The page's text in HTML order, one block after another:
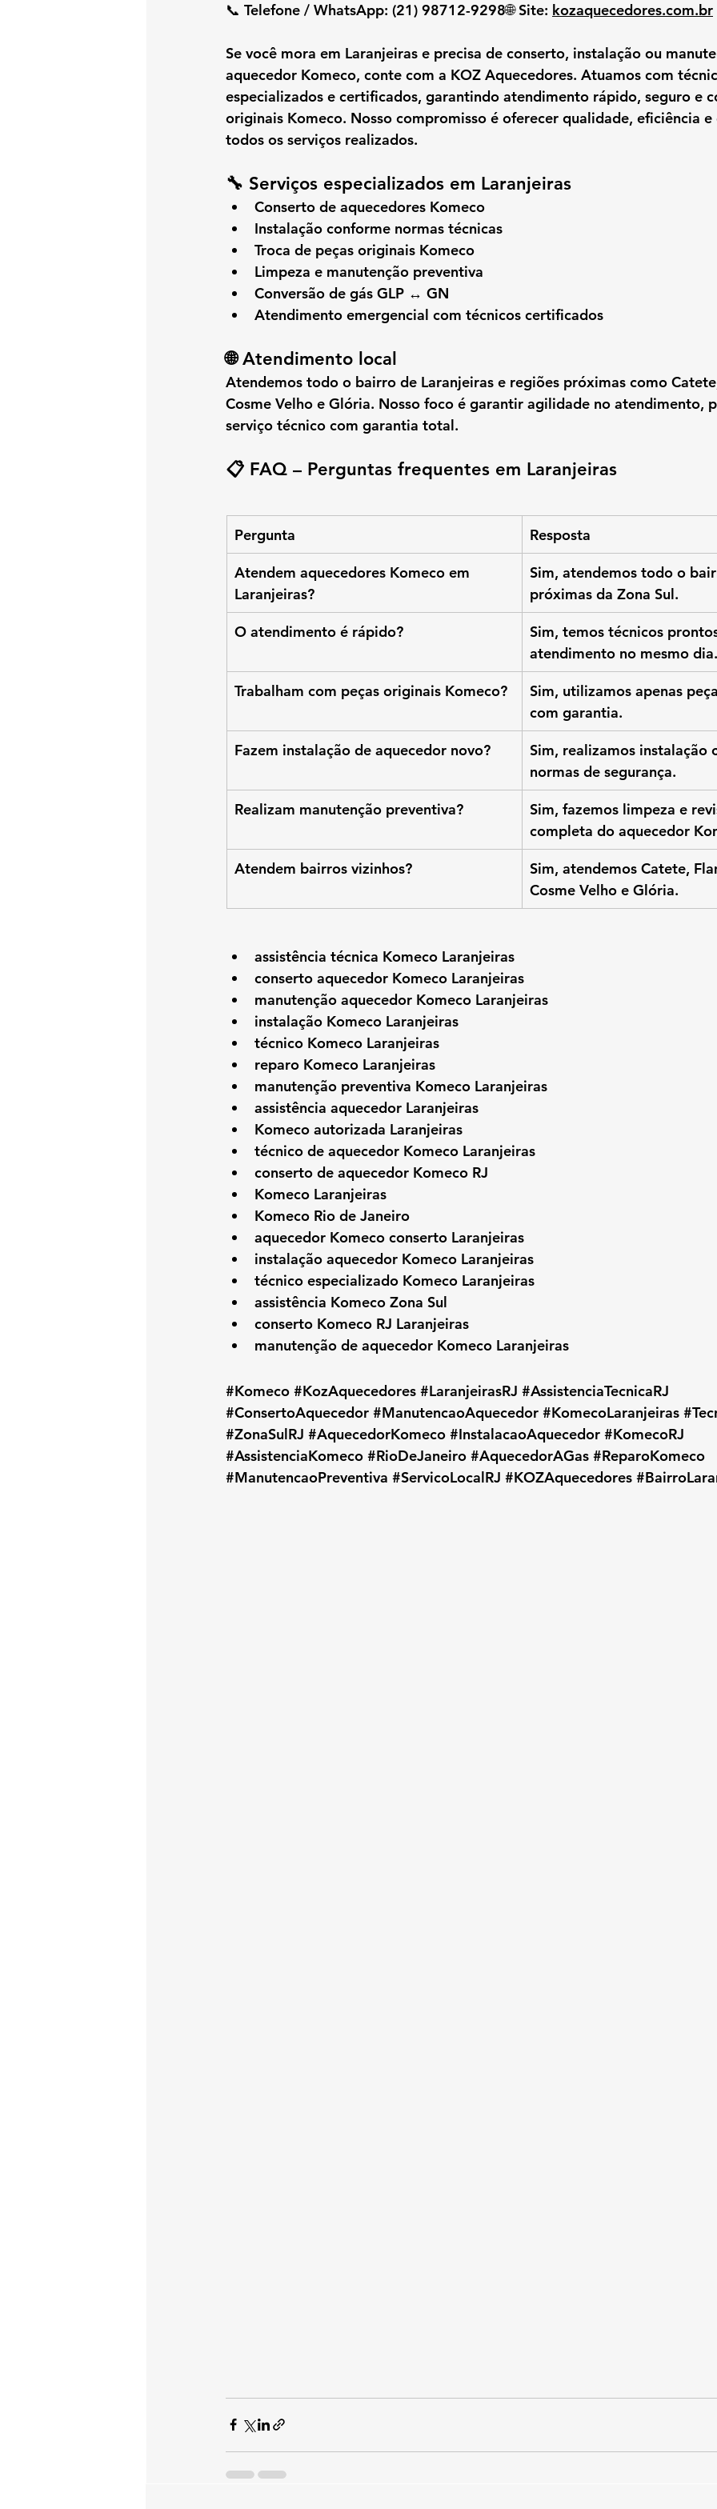
📞 Telefone / WhatsApp: (21) 98712-9298🌐 Site: kozaquecedores.com.br
Se você mora em Laranjeiras e precisa de conserto, instalação ou
aquecedor Komeco, conte com a KOZ Aquecedores. Atuamos com
especializados e certificados, garantindo atendimento rápido, seguro e
originais Komeco. Nosso compromisso é oferecer qualidade, eficiência
todos os serviços realizados.
🔧 Serviços especializados em Laranjeiras
Conserto de aquecedores Komeco
Instalação conforme normas técnicas
Troca de peças originais Komeco
Limpeza e manutenção preventiva
Conversão de gás GLP ↔ GN
Atendimento emergencial com técnicos certificados
🌐 Atendimento local
Atendemos todo o bairro de Laranjeiras e regiões próximas como
Cosme Velho e Glória. Nosso foco é garantir agilidade no atendimento,
serviço técnico com garantia total.
📋 FAQ – Perguntas frequentes em Laranjeiras
Pergunta Resposta
Atendem aquecedores Komeco em
Laranjeiras?
Sim, atendemos todo o
próximas da Zona Sul.
O atendimento é rápido?
Sim, temos técnicos
atendimento no mesmo dia.
Trabalham com peças originais Komeco?
Sim, utilizamos apenas
com garantia.
Fazem instalação de aquecedor novo?
Sim, realizamos instalação
normas de segurança.
Realizam manutenção preventiva?
Sim, fazemos limpeza e
completa do aquecedor
Atendem bairros vizinhos?
Sim, atendemos Catete,
Cosme Velho e Glória.
assistência técnica Komeco Laranjeiras
conserto aquecedor Komeco Laranjeiras
manutenção aquecedor Komeco Laranjeiras
instalação Komeco Laranjeiras
técnico Komeco Laranjeiras
reparo Komeco Laranjeiras
manutenção preventiva Komeco Laranjeiras
assistência aquecedor Laranjeiras
Komeco autorizada Laranjeiras
técnico de aquecedor Komeco Laranjeiras
conserto de aquecedor Komeco RJ
Komeco Laranjeiras
Komeco Rio de Janeiro
aquecedor Komeco conserto Laranjeiras
instalação aquecedor Komeco Laranjeiras
técnico especializado Komeco Laranjeiras
assistência Komeco Zona Sul
conserto Komeco RJ Laranjeiras
manutenção de aquecedor Komeco Laranjeiras
#Komeco #KozAquecedores #LaranjeirasRJ #AssistenciaTecnicaRJ
#ConsertoAquecedor #ManutencaoAquecedor #KomecoLaranjeiras
#ZonaSulRJ #AquecedorKomeco #InstalacaoAquecedor #KomecoRJ
#AssistenciaKomeco #RioDeJaneiro #AquecedorAGas #ReparoKomeco
#ManutencaoPreventiva #ServicoLocalRJ #KOZAquecedores